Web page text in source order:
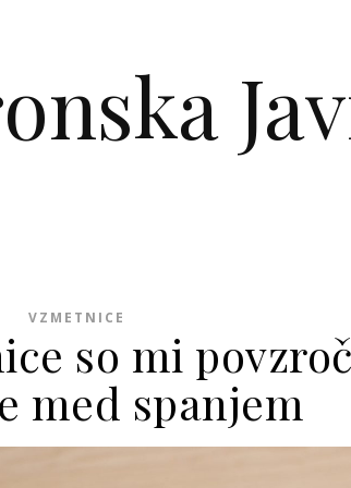
VZMETNICE
so mi
med spanjem